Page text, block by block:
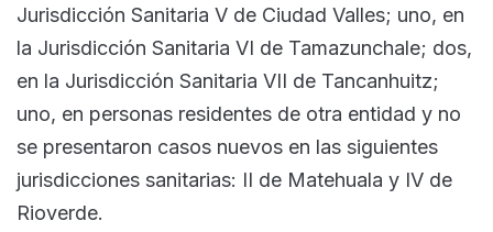
Jurisdicción Sanitaria V de Ciudad Valles; uno, en
la Jurisdicción Sanitaria VI de Tamazunchale; dos,
en la Jurisdicción Sanitaria VII de Tancanhuitz;
uno, en personas residentes de otra entidad y no
se presentaron casos nuevos en las siguientes
jurisdicciones sanitarias: II de Matehuala y IV de
Rioverde.